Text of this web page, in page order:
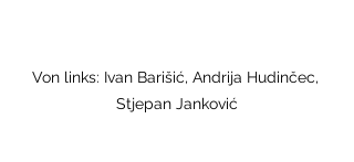
Von links: Ivan Barišić, Andrija Hudinčec,
Stjepan Janković